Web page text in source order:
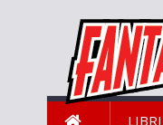
LIBRI